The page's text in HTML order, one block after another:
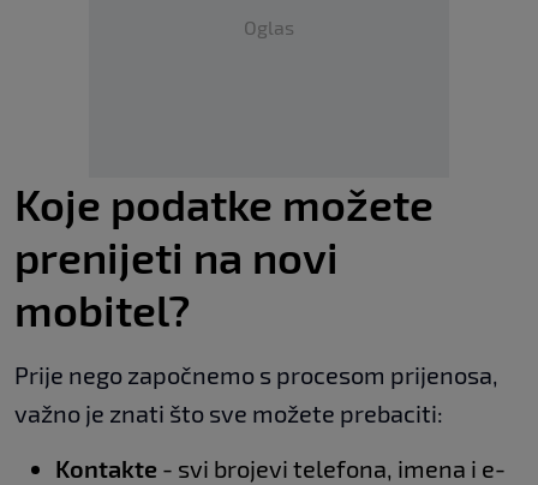
Oglas
Koje podatke možete
prenijeti na novi
mobitel?
Prije nego započnemo s procesom prijenosa,
važno je znati što sve možete prebaciti:
Kontakte - svi brojevi telefona, imena i e-